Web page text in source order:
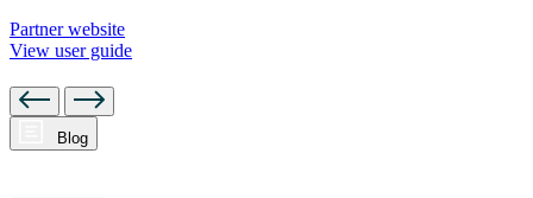
Partner website
View user guide
Blog